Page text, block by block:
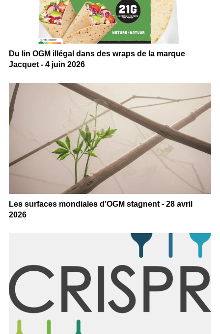
Du lin OGM illégal dans des wraps de la marque
Jacquet - 4 juin 2026
Les surfaces mondiales d’OGM stagnent - 28 avril
2026